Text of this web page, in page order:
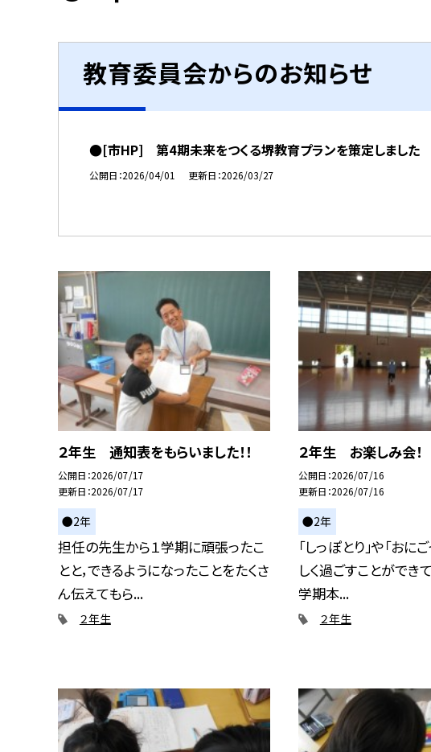
教育委員会からのお知らせ
●[市HP] 第4期未来をつくる堺教育プランを策定しました
公開日 2026/04/01 更新日 2026/03/27
２年生 通知表をもらいました！！
公開日 2026/07/17
更新日 2026/07/17
●2年
担任の先生から１学期に頑張ったこ
とと，できるようになったことをたくさ
ん伝えてもら...
２年生
２年生 お楽しみ会！
公開日 2026/07/16
更新日 2026/07/16
●2年
「しっぽとり」や「おに
しく過ごすことができて
学期本...
２年生